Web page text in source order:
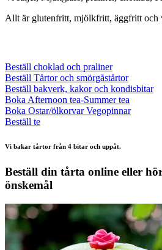
Allt är glutenfritt, mjölkfritt, äggfritt och
Beställ choklad och praliner
Beställ Tårtor och smörgåstårtor
Beställ bakverk, kakor och kondisbitar
Boka Afternoon tea-Summer tea
Boka Ostar/ölkorvar Vegopinnar
Beställ te
Vi bakar tårtor från 4 bitar och uppåt.
Beställ din tårta online eller
önskemål